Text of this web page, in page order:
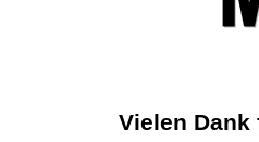
Vielen Dank